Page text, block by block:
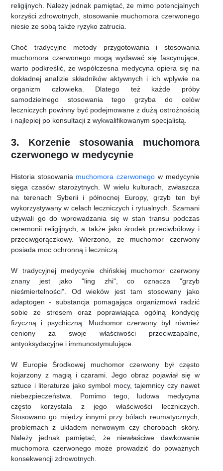
religijnych. Należy jednak pamiętać, że mimo potencjalnych
korzyści zdrowotnych, stosowanie muchomora czerwonego
niesie ze sobą także ryzyko zatrucia.
Choć tradycyjne metody przygotowania i stosowania
muchomora czerwonego mogą wydawać się fascynujące,
warto podkreślić, że współczesna medycyna opiera się na
dokładnej analizie składników aktywnych i ich wpływie na
organizm człowieka. Dlatego też każde próby
samodzielnego stosowania tego grzyba do celów
leczniczych powinny być podejmowane z dużą ostrożnością
i najlepiej po konsultacji z wykwalifikowanym specjalistą.
3. Korzenie stosowania muchomora
czerwonego w medycynie
Historia stosowania muchomora czerwonego w medycynie
sięga czasów starożytnych. W wielu kulturach, zwłaszcza
na terenach Syberii i północnej Europy, grzyb ten był
wykorzystywany w celach leczniczych i rytualnych. Szamani
używali go do wprowadzania się w stan transu podczas
ceremonii religijnych, a także jako środek przeciwbólowy i
przeciwgorączkowy. Wierzono, że muchomor czerwony
posiada moc ochronną i leczniczą.
W tradycyjnej medycynie chińskiej muchomor czerwony
znany jest jako "ling zhi", co oznacza "grzyb
nieśmiertelności". Od wieków jest tam stosowany jako
adaptogen - substancja pomagająca organizmowi radzić
sobie ze stresem oraz poprawiająca ogólną kondycję
fizyczną i psychiczną. Muchomor czerwony był również
ceniony za swoje właściwości przeciwzapalne,
antyoksydacyjne i immunostymulujące.
W Europie Środkowej muchomor czerwony był często
kojarzony z magią i czarami. Jego obraz pojawiał się w
sztuce i literaturze jako symbol mocy, tajemnicy czy nawet
niebezpieczeństwa. Pomimo tego, ludowa medycyna
często korzystała z jego właściwości leczniczych.
Stosowano go między innymi przy bólach reumatycznych,
problemach z układem nerwowym czy chorobach skóry.
Należy jednak pamiętać, że niewłaściwe dawkowanie
muchomora czerwonego może prowadzić do poważnych
konsekwencji zdrowotnych.